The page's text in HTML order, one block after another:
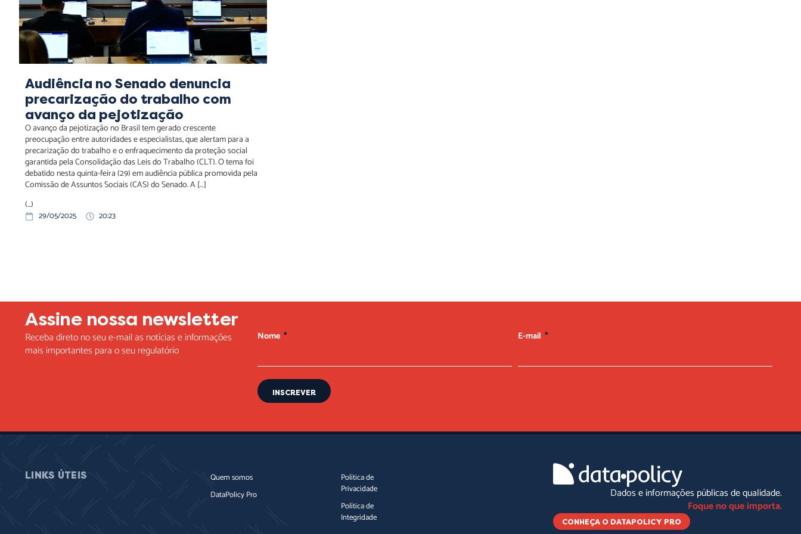
Audiência no Senado denuncia
precarização do trabalho com
avanço da pejotização
O avanço da pejotização no Brasil tem gerado crescente
preocupação entre autoridades e especialistas, que alertam para a
precarização do trabalho e o enfraquecimento da proteção social
garantida pela Consolidação das Leis do Trabalho (CLT). O tema foi
debatido nesta quinta-feira (29) em audiência pública promovida pela
Comissão de Assuntos Sociais (CAS) do Senado. A […]
(...)
29/05/2025 20:23
Assine nossa newsletter
Receba direto no seu e-mail as notícias e informações
mais importantes para o seu regulatório
Nome E-mail
INSCREVER
LINKS ÚTEIS
Quem somos
DataPolicy Pro
Política de
Privacidade
Política de
Integridade
Dados e informações públicas de qualidade.
Foque no que importa.
CONHEÇA O DATAPOLICY PRO